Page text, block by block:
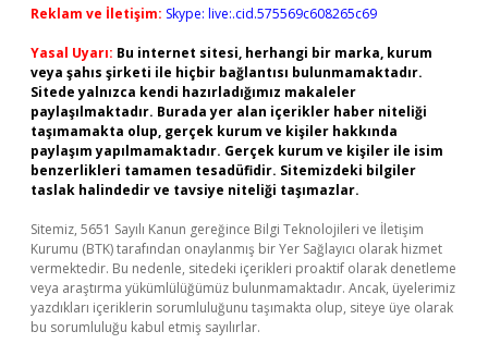
Reklam ve İletişim: Skype: live:.cid.575569c608265c69
Yasal Uyarı: Bu internet sitesi, herhangi bir marka, kurum
veya şahıs şirketi ile hiçbir bağlantısı bulunmamaktadır.
Sitede yalnızca kendi hazırladığımız makaleler
paylaşılmaktadır. Burada yer alan içerikler haber niteliği
taşımamakta olup, gerçek kurum ve kişiler hakkında
paylaşım yapılmamaktadır. Gerçek kurum ve kişiler ile isim
benzerlikleri tamamen tesadüfidir. Sitemizdeki bilgiler
taslak halindedir ve tavsiye niteliği taşımazlar.
Sitemiz, 5651 Sayılı Kanun gereğince Bilgi Teknolojileri ve İletişim
Kurumu (BTK) tarafından onaylanmış bir Yer Sağlayıcı olarak hizmet
vermektedir. Bu nedenle, sitedeki içerikleri proaktif olarak denetleme
veya araştırma yükümlülüğümüz bulunmamaktadır. Ancak, üyelerimiz
yazdıkları içeriklerin sorumluluğunu taşımakta olup, siteye üye olarak
bu sorumluluğu kabul etmiş sayılırlar.